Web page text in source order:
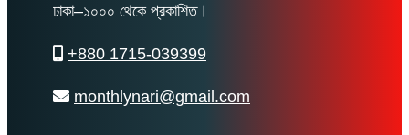
ঢাকা–১০০০ থেকে প্রকাশিত।
+880 1715-039399
monthlynari@gmail.com